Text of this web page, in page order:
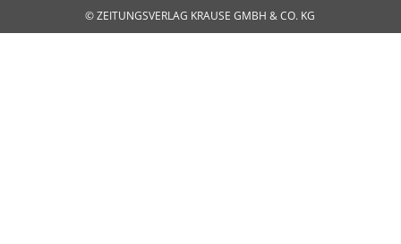
© ZEITUNGSVERLAG KRAUSE GMBH & CO. KG